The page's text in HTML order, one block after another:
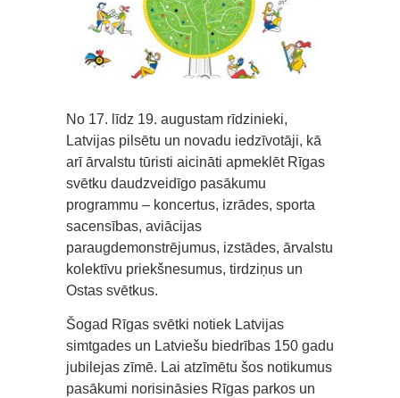
No 17. līdz 19. augustam rīdzinieki,
Latvijas pilsētu un novadu iedzīvotāji, kā
arī ārvalstu tūristi aicināti apmeklēt Rīgas
svētku daudzveidīgo pasākumu
programmu – koncertus, izrādes, sporta
sacensības, aviācijas
paraugdemonstrējumus, izstādes, ārvalstu
kolektīvu priekšnesumus, tirdziņus un
Ostas svētkus.
Šogad Rīgas svētki notiek Latvijas
simtgades un Latviešu biedrības 150 gadu
jubilejas zīmē. Lai atzīmētu šos notikumus
pasākumi norisināsies Rīgas parkos un